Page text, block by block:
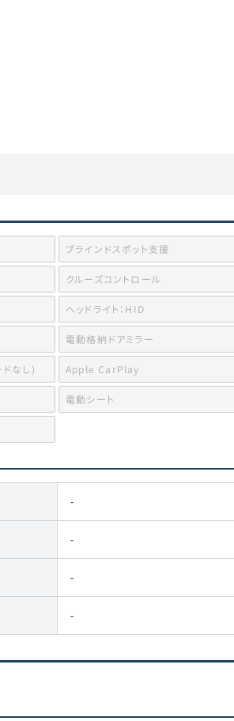
ブラインドスポット支援
クルーズコントロール
ヘッドライト：HID
電動格納ドアミラー
なし) Apple CarPlay
電動シート
-
-
-
-